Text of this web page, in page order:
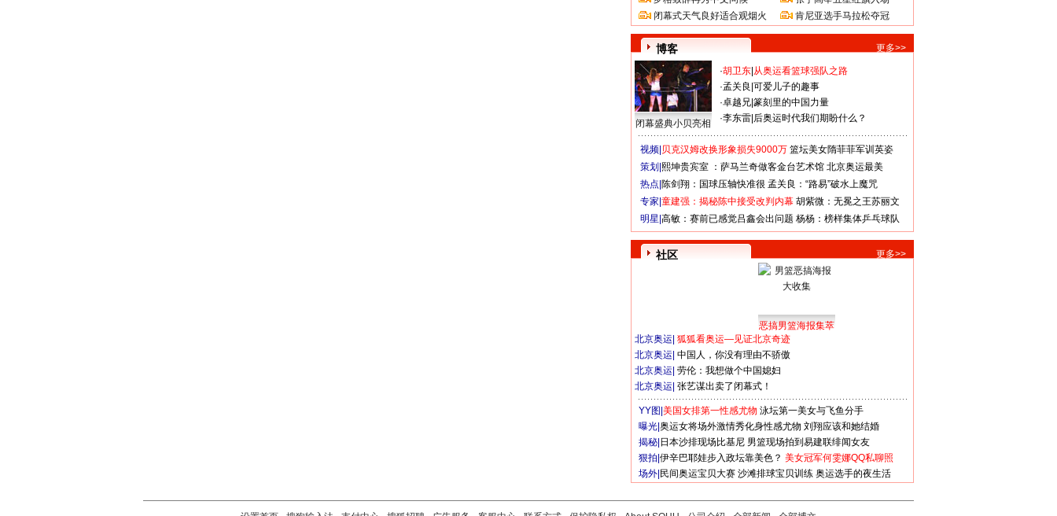
闭幕式天气良好适合观烟火
肯尼亚选手马拉松夺冠
博客 更多>>
闭幕盛典小贝亮相
·胡卫东 从奥运看篮球强队之路
·孟关良 可爱儿子的趣事
·卓越兄 篆刻里的中国力量
·李东雷 后奥运时代我们期盼什么？
视频| 贝克汉姆改换形象损失9000万 篮坛美女隋菲菲军训英姿
策划| 熙坤贵宾室 ：萨马兰奇做客金台艺术馆 北京奥运最美
热点| 陈剑翔：国球压轴快准很 孟关良：“路易”破水上魔咒
专家| 童建强：揭秘陈中接受改判内幕 胡紫微：无冕之王苏丽文
明星| 高敏：赛前已感觉吕鑫会出问题 杨杨：榜样集体乒乓球队
社区 更多>>
恶搞男篮海报集萃
北京奥运 狐狐看奥运—见证北京奇迹
北京奥运 中国人，你没有理由不骄傲
北京奥运 劳伦：我想做个中国媳妇
北京奥运 张艺谋出卖了闭幕式！
YY图| 美国女排第一性感尤物 泳坛第一美女与飞鱼分手
曝光| 奥运女将场外激情秀化身性感尤物 刘翔应该和她结婚
揭秘| 日本沙排现场比基尼 男篮现场拍到易建联绯闻女友
狠拍| 伊辛巴耶娃步入政坛靠美色？ 美女冠军何雯娜QQ私聊照
场外| 民间奥运宝贝大赛 沙滩排球宝贝训练 奥运选手的夜生活